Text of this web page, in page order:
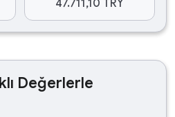
47.711,10 TRY
Değerlerle